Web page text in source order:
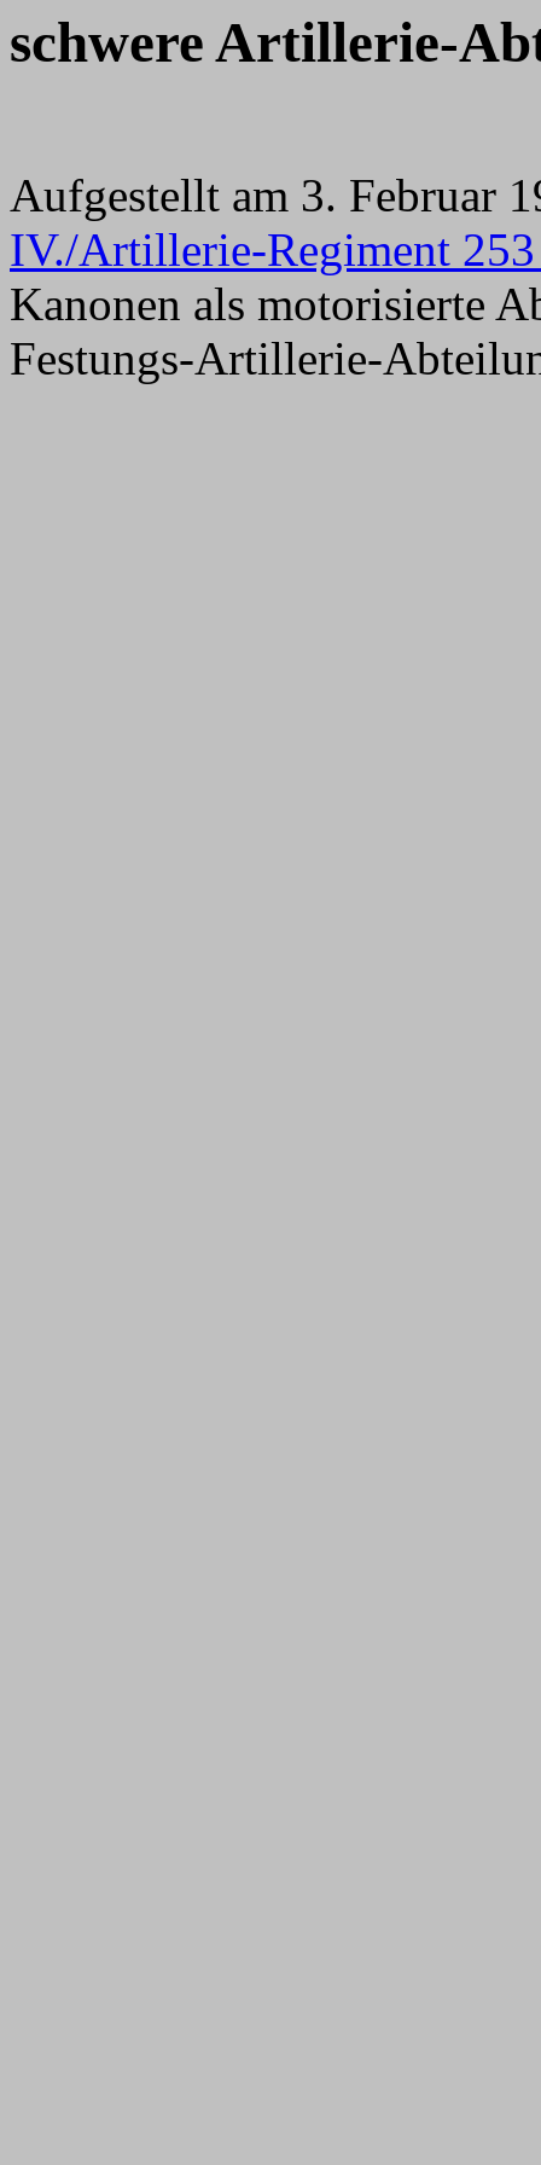
schwere Artillerie-
Aufgestellt am 3. Februar
IV./Artillerie-Regiment
Kanonen als motorisierte
Festungs-Artillerie-